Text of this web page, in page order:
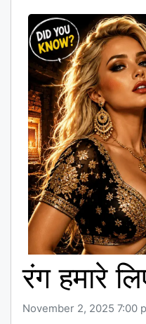
रंग हमारे
November 2, 2025 7:00